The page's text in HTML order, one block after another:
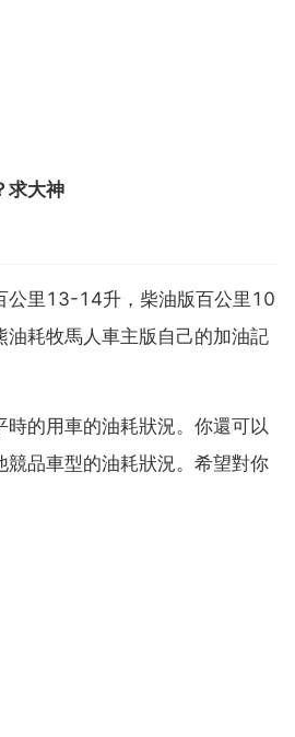
求大神
公里13-14升，柴油版百公里10
油耗牧馬人車主版自己的加油記
的用車的油耗狀況。你還可以
競品車型的油耗狀況。希望對你